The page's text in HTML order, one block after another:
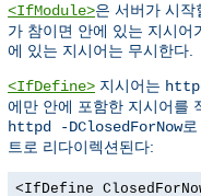
<IfModule>은 서버가 시작
가 참이면 안에 있는 지시
에 있는 지시어는 무시한다.
<IfDefine> 지시어는
에만 안에 포함한 지시어를
httpd -DClosedForNow로
트로 리다이렉션된다:
<IfDefine